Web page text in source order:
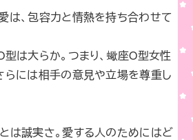
は、包容力と情熱を持ち合わせて
は大らか。つまり、蠍座O型女性
らには相手の意見や立場を尊重し
は誠実さ。愛する人のためにはど